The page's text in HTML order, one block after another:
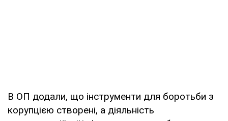
В ОП додали, що інструменти для боротьби з
корупцією створені, а діяльність